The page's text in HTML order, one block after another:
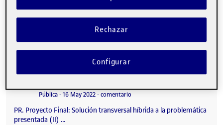
PR. Proyecto Final: Solución transversal híbrida a la problemática
Publicado por PR. Solución transversal híbrida a la problemática trabajada (II)
Visibilidad:
Pública-Fecha de publicación
16 May 2022-comentario
PR. Proyecto Final: Solución transversal híbrida a la problemática
presentada (II) …
Rechazar
Configurar